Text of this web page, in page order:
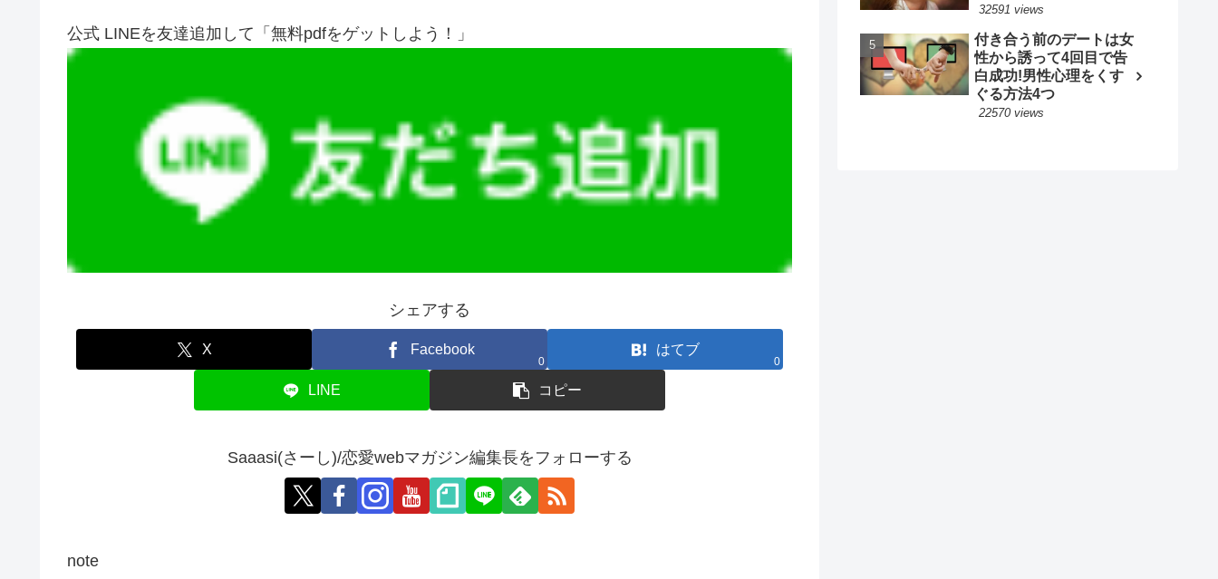
公式 LINEを友達追加して「無料pdfをゲットしよう！」
シェアする
X Facebook
0
はてブ
0
LINE コピー
Saaasi(さーし)/恋愛webマガジン編集長をフォローする
note
32591 views
付き合う前のデートは女
性から誘って4回目で告
白成功!男性心理をくす
ぐる方法4つ
22570 views